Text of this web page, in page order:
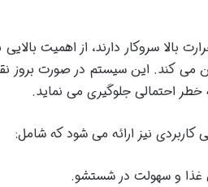
می کند. این سیستم در صورت
احتمالی جلوگیری می نماید.
کاربردی نیز ارائه می شود که شامل:
غذا و سهولت در شستشو.